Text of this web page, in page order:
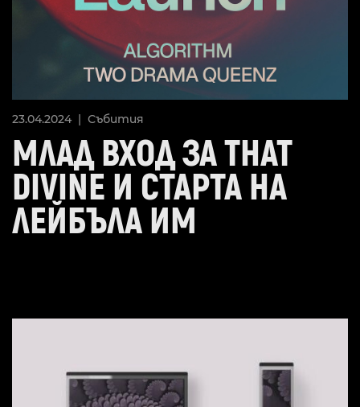
23.04.2024 | Събития
МЛАД ВХОД ЗА THAT
DIVINE И СТАРТА НА
ЛЕЙБЪЛА ИМ